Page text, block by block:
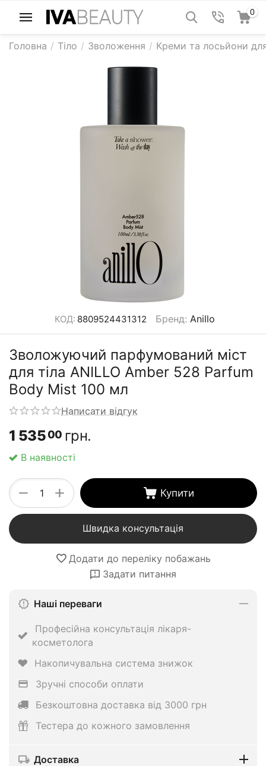
0
Головна / Тіло / Зволоження / Креми та лосьйони
КОД: 8809524431312 Бренд: Anillo
Зволожуючий парфумований міст
для тіла ANILLO Amber 528 Parfum
Body Mist 100 мл
Написати відгук
1 53500 грн.
В наявності
+
− Купити
Швидка консультація
Додати до переліку побажань
Задати питання
Наші переваги
Професійна консультація лікаря-
косметолога
Накопичувальна система знижок
Зручні способи оплати
Безкоштовна доставка від 3000 грн
Тестера до кожного замовлення
Доставка